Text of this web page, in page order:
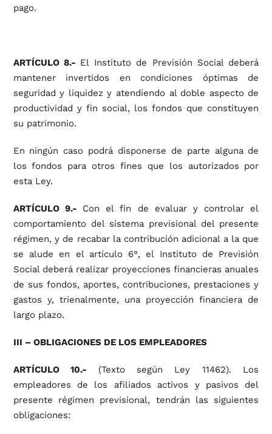
pago.
ARTÍCULO 8.- El Instituto de Previsión Social deberá
mantener invertidos en condiciones óptimas de
seguridad y liquidez y atendiendo al doble aspecto de
productividad y fin social, los fondos que constituyen
su patrimonio.
En ningún caso podrá disponerse de parte alguna de
los fondos para otros fines que los autorizados por
esta Ley.
ARTÍCULO 9.- Con el fin de evaluar y controlar el
comportamiento del sistema previsional del presente
régimen, y de recabar la contribución adicional a la que
se alude en el artículo 6°, el Instituto de Previsión
Social deberá realizar proyecciones financieras anuales
de sus fondos, aportes, contribuciones, prestaciones y
gastos y, trienalmente, una proyección financiera de
largo plazo.
III – OBLIGACIONES DE LOS EMPLEADORES
ARTÍCULO 10.- (Texto según Ley 11462). Los
empleadores de los afiliados activos y pasivos del
presente régimen previsional, tendrán las siguientes
obligaciones: